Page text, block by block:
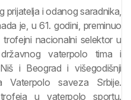
prijatelja i odanog saradnika,
je, u 61. godini, preminuo
nacionalni selektor u
vaterpolo tima i
i Beograd i višegodišnji
Vaterpolo saveza Srbije.
u vaterpolo sportu.